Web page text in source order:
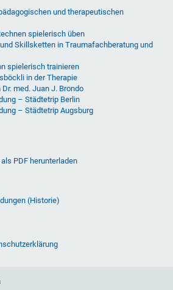
und therapeutischen
spielerisch üben
Skillsketten in Traumafachberatung und
spielerisch trainieren
in der Therapie
med. Juan J. Brondo
– Städtetrip Berlin
– Städtetrip Augsburg
PDF herunterladen
(Historie)